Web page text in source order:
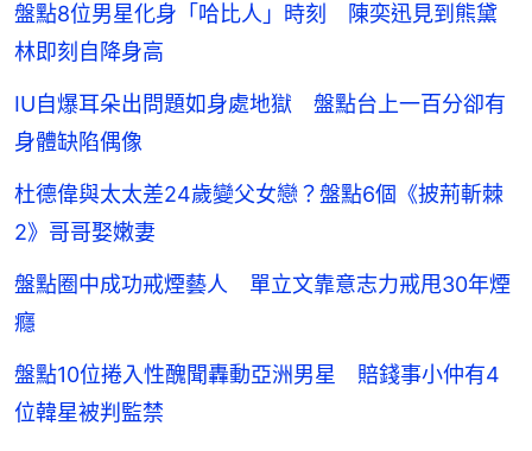
盤點8位男星化身「哈比人」時刻 陳奕迅見到熊黛
林即刻自降身高
IU自爆耳朵出問題如身處地獄 盤點台上一百分卻有
身體缺陷偶像
杜德偉與太太差24歲變父女戀？盤點6個《披荊斬棘
2》哥哥娶嫩妻
盤點圈中成功戒煙藝人 單立文靠意志力戒甩30年煙
癮
盤點10位捲入性醜聞轟動亞洲男星 賠錢事小仲有4
位韓星被判監禁